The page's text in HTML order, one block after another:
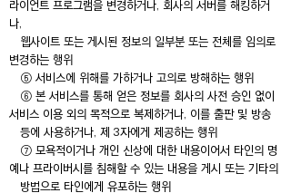
라이언트 프로그램을 변경하거나, 회사의 서버를 해킹하거
나,
웹사이트 또는 게시된 정보의 일부분 또는 전체를 임의로
변경하는 행위
⑤ 서비스에 위해를 가하거나 고의로 방해하는 행위
⑥ 본 서비스를 통해 얻은 정보를 회사의 사전 승인 없이
서비스 이용 외의 목적으로 복제하거나, 이를 출판 및 방송
등에 사용하거나, 제 3자에게 제공하는 행위
⑦ 모욕적이거나 개인 신상에 대한 내용이어서 타인의 명
예나 프라이버시를 침해할 수 있는 내용을 게시 또는 기타의
방법으로 타인에게 유포하는 행위